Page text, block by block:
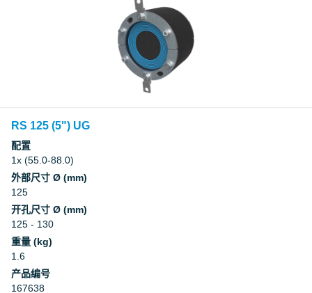
RS 125 (5") UG
配置
1x (55.0-88.0)
外部尺寸 Ø (mm)
125
开孔尺寸 Ø (mm)
125 - 130
重量 (kg)
1.6
产品编号
167638